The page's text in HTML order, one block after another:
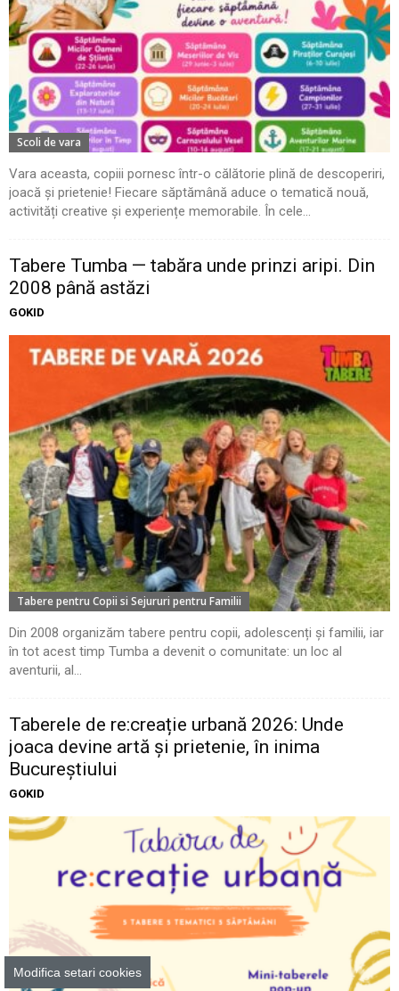
Scoli de vara
Vara aceasta, copiii pornesc într-o călătorie plină de descoperiri,
joacă și prietenie! Fiecare săptămână aduce o tematică nouă,
activități creative și experiențe memorabile. În cele...
Tabere Tumba — tabăra unde prinzi aripi. Din
2008 până astăzi
GOKID
Tabere pentru Copii si Sejururi pentru Familii
Din 2008 organizăm tabere pentru copii, adolescenți și familii, iar
în tot acest timp Tumba a devenit o comunitate: un loc al
aventurii, al...
Taberele de re:creație urbană 2026: Unde
joaca devine artă și prietenie, în inima
Bucureștiului
GOKID
Modifica setari cookies